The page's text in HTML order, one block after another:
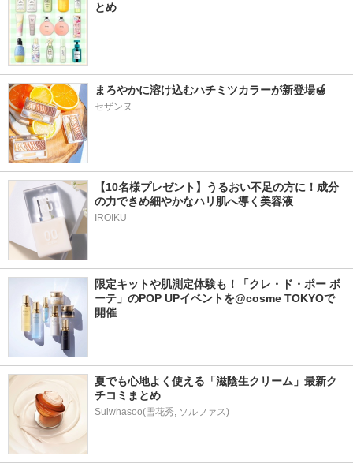
とめ
まろやかに溶け込むハチミツカラーが新登場🍯
セザンヌ
【10名様プレゼント】うるおい不足の方に！成分
の力できめ細やかなハリ肌へ導く美容液
IROIKU
限定キットや肌測定体験も！「クレ・ド・ポー ボ
ーテ」のPOP UPイベントを@cosme TOKYOで
開催
夏でも心地よく使える「滋陰生クリーム」最新ク
チコミまとめ
Sulwhasoo(雪花秀, ソルファス)